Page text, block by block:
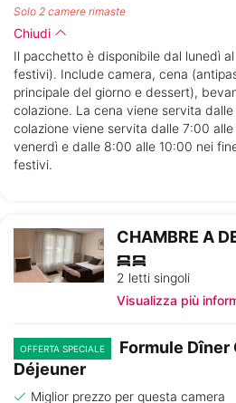
Solo 2 camere rimaste
Chiudi
Il pacchetto è disponibile dal lunedì
festivi). Include camera, cena
principale del giorno e dessert),
colazione. La cena viene servita
colazione viene servita dalle 7:00
venerdì e dalle 8:00 alle 10:00 nei
festivi.
CHAMBRE A
2 letti singoli
Visualizza più
OFFERTA SPECIALE
Formule Dîner
Déjeuner
Miglior prezzo per questa camera